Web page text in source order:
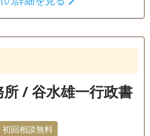
遺産分割
/ 谷水雄一行政書
初回相談無料